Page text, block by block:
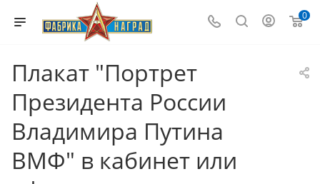
0
Плакат "Портрет
Президента России
Владимира Путина
ВМФ" в кабинет или